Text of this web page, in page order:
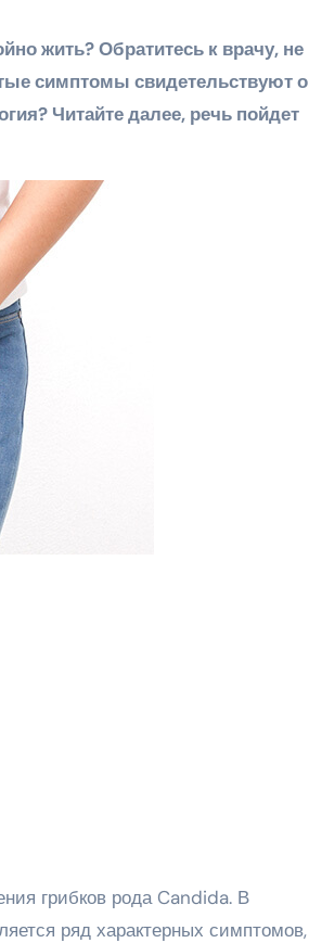
симптомы свидетельствуют о
Читайте далее, речь пойдет
грибков рода Candida. В
ряд характерных симптомов,